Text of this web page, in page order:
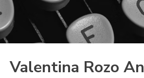
Valentina Rozo